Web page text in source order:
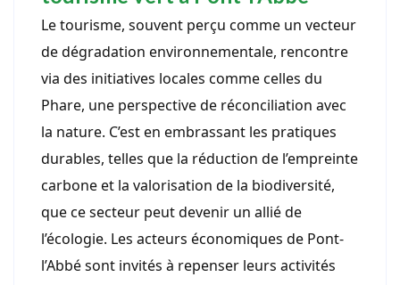
Le tourisme, souvent perçu comme un vecteur
de dégradation environnementale, rencontre
via des initiatives locales comme celles du
Phare, une perspective de réconciliation avec
la nature. C’est en embrassant les pratiques
durables, telles que la réduction de l’empreinte
carbone et la valorisation de la biodiversité,
que ce secteur peut devenir un allié de
l’écologie. Les acteurs économiques de Pont-
l’Abbé sont invités à repenser leurs activités